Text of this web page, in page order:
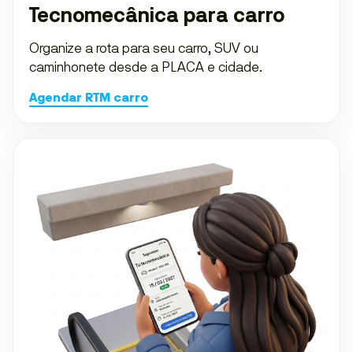
Tecnomecânica para carro
Organize a rota para seu carro, SUV ou
caminhonete desde a PLACA e cidade.
Agendar RTM carro